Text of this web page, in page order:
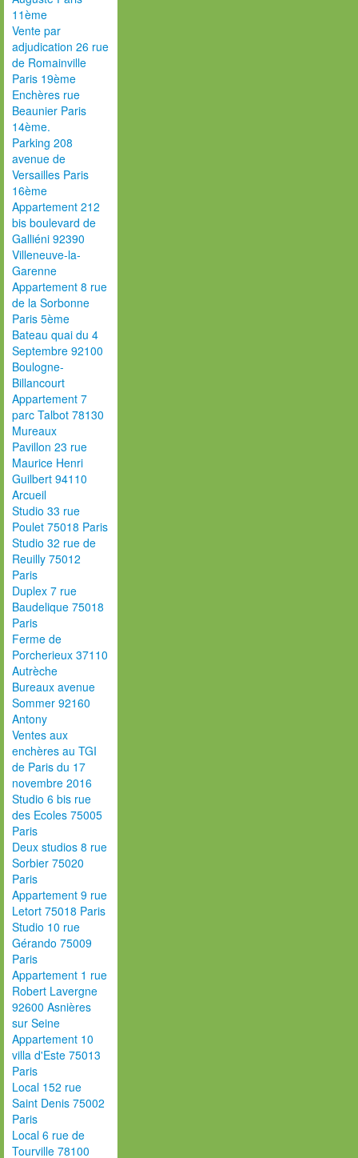
11ème
Vente par
adjudication 26 rue
de Romainville
Paris 19ème
Enchères rue
Beaunier Paris
14ème.
Parking 208
avenue de
Versailles Paris
16ème
Appartement 212
bis boulevard de
Galliéni 92390
Villeneuve-la-
Garenne
Appartement 8 rue
de la Sorbonne
Paris 5ème
Bateau quai du 4
Septembre 92100
Boulogne-
Billancourt
Appartement 7
parc Talbot 78130
Mureaux
Pavillon 23 rue
Maurice Henri
Guilbert 94110
Arcueil
Studio 33 rue
Poulet 75018 Paris
Studio 32 rue de
Reuilly 75012
Paris
Duplex 7 rue
Baudelique 75018
Paris
Ferme de
Porcherieux 37110
Autrèche
Bureaux avenue
Sommer 92160
Antony
Ventes aux
enchères au TGI
de Paris du 17
novembre 2016
Studio 6 bis rue
des Ecoles 75005
Paris
Deux studios 8 rue
Sorbier 75020
Paris
Appartement 9 rue
Letort 75018 Paris
Studio 10 rue
Gérando 75009
Paris
Appartement 1 rue
Robert Lavergne
92600 Asnières
sur Seine
Appartement 10
villa d'Este 75013
Paris
Local 152 rue
Saint Denis 75002
Paris
Local 6 rue de
Tourville 78100